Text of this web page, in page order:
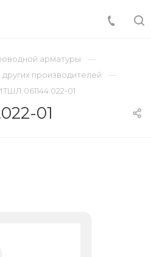
арматуры
производителей
01
01